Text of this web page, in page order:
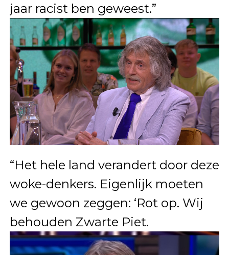
jaar racist ben geweest.”
“Het hele land verandert door deze
woke-denkers. Eigenlijk moeten
we gewoon zeggen: ‘Rot op. Wij
behouden Zwarte Piet.